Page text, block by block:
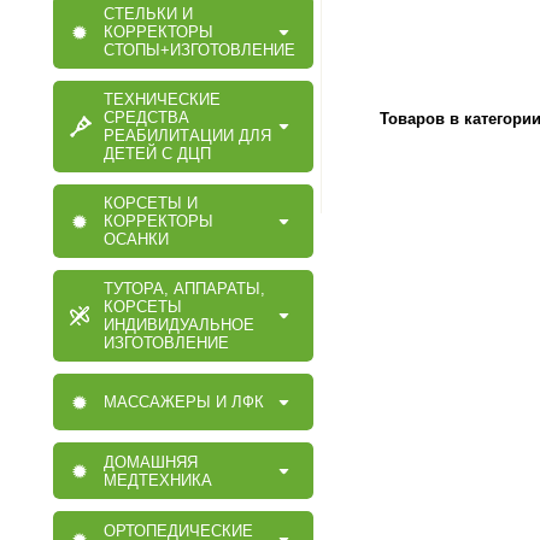
СТЕЛЬКИ И
КОРРЕКТОРЫ
СТОПЫ+ИЗГОТОВЛЕНИЕ
ТЕХНИЧЕСКИЕ
СРЕДСТВА
РЕАБИЛИТАЦИИ ДЛЯ
ДЕТЕЙ С ДЦП
КОРСЕТЫ И
КОРРЕКТОРЫ
ОСАНКИ
ТУТОРА, АППАРАТЫ,
КОРСЕТЫ
ИНДИВИДУАЛЬНОЕ
ИЗГОТОВЛЕНИЕ
МАССАЖЕРЫ И ЛФК
ДОМАШНЯЯ
МЕДТЕХНИКА
ОРТОПЕДИЧЕСКИЕ
Товаров в